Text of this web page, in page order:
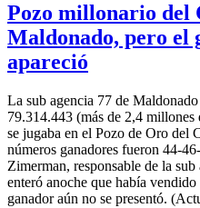
Pozo millonario del
Maldonado, pero el
apareció
La sub agencia 77 de
79.314.443 (más de 2,4
se jugaba en el Pozo de Oro del
números ganadores fueron 44-
Zimerman, responsable de la
enteró anoche que había
ganador aún no se presentó.